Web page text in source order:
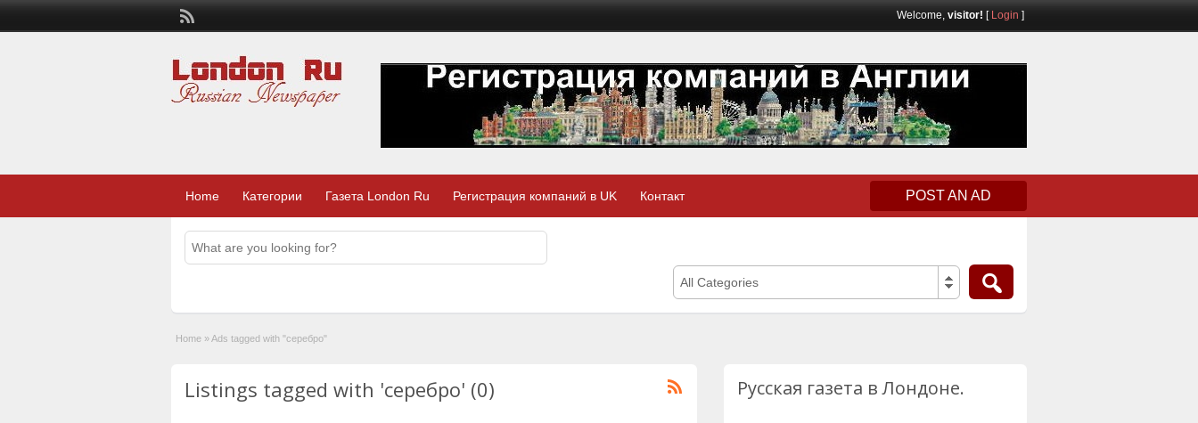
Welcome, visitor! [ Login ]
Home Категории Газета London Ru Регистрация компаний в UK Контакт POST AN AD
All Categories
Home »Ads tagged with "серебро"
Listings tagged with 'серебро' (0) Русская газета в Лондоне.